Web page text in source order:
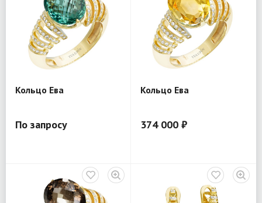
Кольцо Ева
По запросу
Кольцо Ева
374 000 ₽